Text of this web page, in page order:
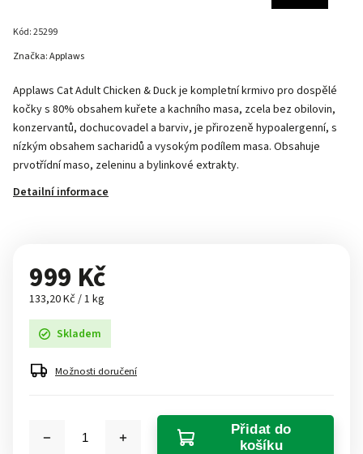
Kód:25299
Applaws Cat Adult Chicken & Duck je kompletní krmivo pro dospělé
kočky s 80% obsahem kuřete a kachního masa, zcela bez obilovin,
konzervantů, dochucovadel a barviv, je přirozeně hypoalergenní, s
nízkým obsahem sacharidů a vysokým podílem masa. Obsahuje
prvotřídní maso, zeleninu a bylinkové extrakty.
Detailní informace
Značka:Applaws
999 Kč
133,20 Kč / 1 kg
Skladem
Možnosti doručení
Přidat do
košíku